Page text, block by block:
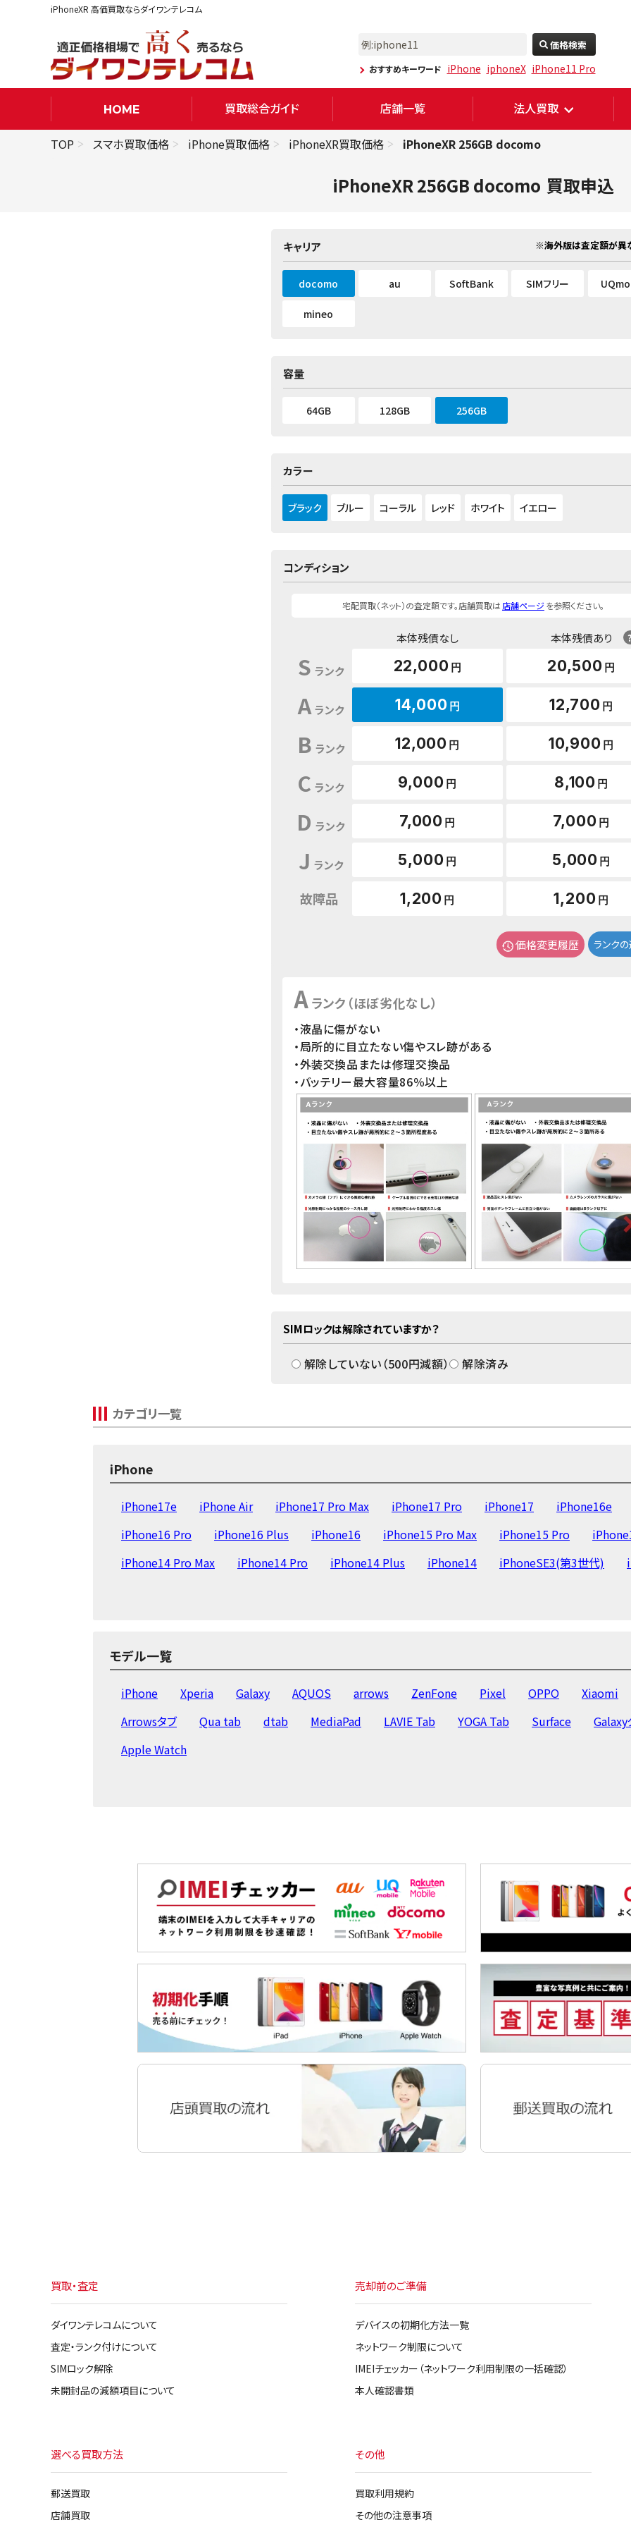
iPhoneXR 高価買取ならダイワンテレコム
価格検索
おすすめキーワード iPhone iphoneX iPhone11 Pro
HOME 買取総合ガイド 店舗一覧 法人買取
TOP スマホ買取価格 iPhone買取価格 iPhoneXR買取価格 iPhoneXR 256GB docomo
iPhoneXR 256GB docomo 買取申込
キャリア ※海外版は査定額が異な
docomo au SoftBank SIMフリー
mineo
容量
64GB 128GB 256GB
カラー
ブラック ブルー コーラル レッド ホワイト イエロー
コンディション
宅配買取（ネット）の査定額です。店舗買取は 店舗ページ を参照ください。
本体残債なし 本体残債あり ?
S ランク 22,000 円 20,500 円
A ランク 14,000 円 12,700 円
B ランク 12,000 円 10,900 円
C ランク 9,000 円 8,100 円
D ランク 7,000 円 7,000 円
J ランク 5,000 円 5,000 円
故障品 1,200 円 1,200 円
価格変更履歴 ランク
Aランク（ほぼ劣化なし）
・液晶に傷がない
・局所的に目立たない傷やスレ跡がある
・外装交換品または修理交換品
・バッテリー最大容量86％以上
SIMロックは解除されていますか？
解除していない（500円減額） 解除済み
カテゴリ一覧
iPhone
iPhone17e iPhone Air iPhone17 Pro Max iPhone17 Pro iPhone17 iPhone16e
iPhone16 Pro
iPhone16 Plus iPhone16 iPhone15 Pro Max iPhone15 Pro
iPhone14 Pro Max
iPhone14 Pro iPhone14 Plus iPhone14 iPhoneSE3(第3世代)
iPhoneX
iPhoneSE
iPhone5s iPhone5c iPhone5
モデル一覧
iPhone Xperia Galaxy AQUOS arrows ZenFone Pixel OPPO Xiaomi
Arrowsタブ
Qua tab dtab MediaPad LAVIE Tab YOGA Tab Surface Galaxy
Apple Watch
買取・査定
ダイワンテレコムについて
査定・ランク付けについて
SIMロック解除
未開封品の減額項目について
選べる買取方法
郵送買取
店舗買取
売却前のご準備
デバイスの初期化方法一覧
ネットワーク制限について
IMEIチェッカー（ネットワーク利用制限の一括確認）
本人確認書類
その他
買取利用規約
その他の注意事項